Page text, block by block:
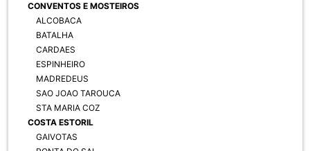
CONVENTOS E MOSTEIROS
ALCOBACA
BATALHA
CARDAES
ESPINHEIRO
MADREDEUS
SAO JOAO TAROUCA
STA MARIA COZ
COSTA ESTORIL
GAIVOTAS